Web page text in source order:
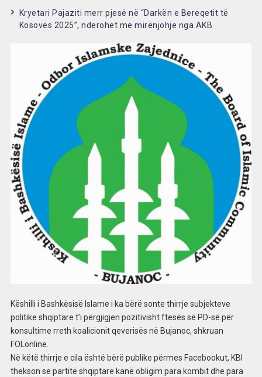
Kryetari Pajaziti merr pjesë në “Darkën e Bereqetit të
Kosovës 2025”, nderohet me mirënjohje nga AKB
Këshilli i Bashkësisë Islame i ka bërë sonte thirrje subjekteve
politike shqiptare t’i përgjigjen pozitivisht ftesës së PD-së për
konsultime rreth koalicionit qeverisës në Bujanoc, shkruan
FOLonline.
Në këtë thirrje e cila është bërë publike përmes Facebookut, KBI
thekson se partitë shqiptare kanë obligim para kombit dhe para